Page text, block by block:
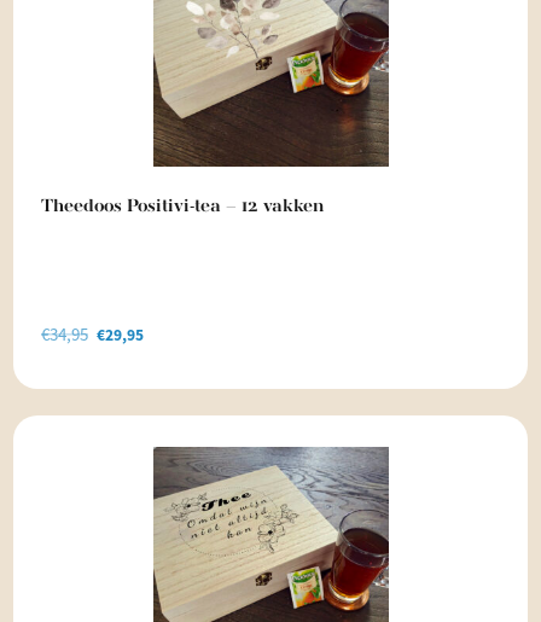
Theedoos Positivi-tea – 12 vakken
€34,95 Oorspronkelijke
€29,95Huidige